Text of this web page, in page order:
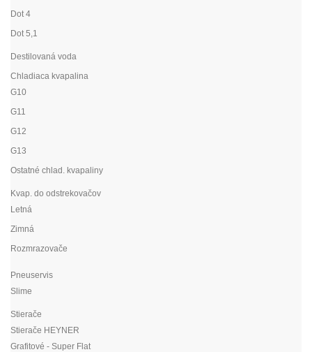
Dot 4
Dot 5,1
Destilovaná voda
Chladiaca kvapalina
G10
G11
G12
G13
Ostatné chlad. kvapaliny
Kvap. do odstrekovačov
Letná
Zimná
Rozmrazovače
Pneuservis
Slime
Stierače
Stierače HEYNER
Grafitové - Super Flat